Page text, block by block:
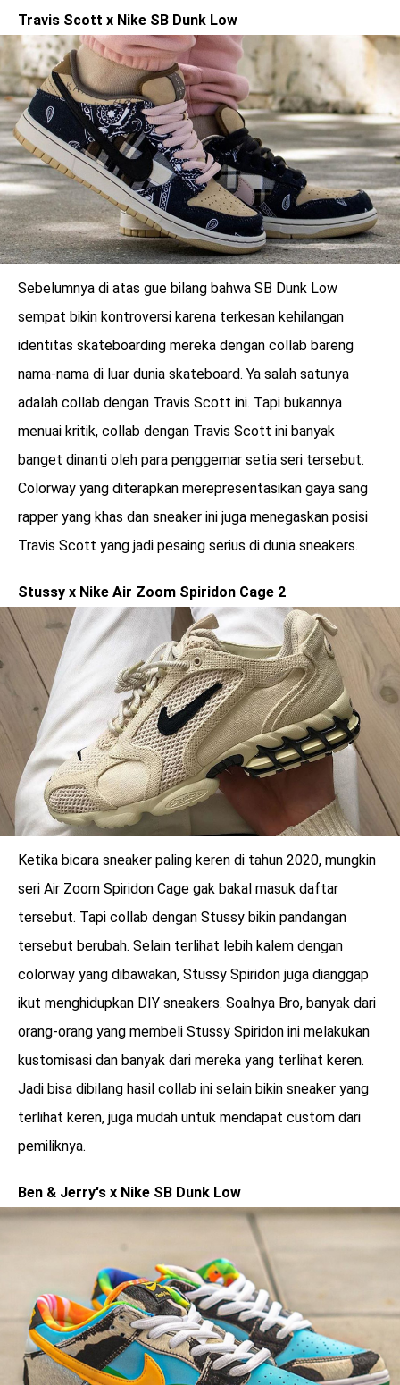
Travis Scott x Nike SB Dunk Low
Sebelumnya di atas gue bilang bahwa SB Dunk Low
sempat bikin kontroversi karena terkesan kehilangan
identitas skateboarding mereka dengan collab bareng
nama-nama di luar dunia skateboard. Ya salah satunya
adalah collab dengan Travis Scott ini. Tapi bukannya
menuai kritik, collab dengan Travis Scott ini banyak
banget dinanti oleh para penggemar setia seri tersebut.
Colorway yang diterapkan merepresentasikan gaya sang
rapper yang khas dan sneaker ini juga menegaskan posisi
Travis Scott yang jadi pesaing serius di dunia sneakers.
Stussy x Nike Air Zoom Spiridon Cage 2
Ketika bicara sneaker paling keren di tahun 2020, mungkin
seri Air Zoom Spiridon Cage gak bakal masuk daftar
tersebut. Tapi collab dengan Stussy bikin pandangan
tersebut berubah. Selain terlihat lebih kalem dengan
colorway yang dibawakan, Stussy Spiridon juga dianggap
ikut menghidupkan DIY sneakers. Soalnya Bro, banyak dari
orang-orang yang membeli Stussy Spiridon ini melakukan
kustomisasi dan banyak dari mereka yang terlihat keren.
Jadi bisa dibilang hasil collab ini selain bikin sneaker yang
terlihat keren, juga mudah untuk mendapat custom dari
pemiliknya.
Ben & Jerry's x Nike SB Dunk Low